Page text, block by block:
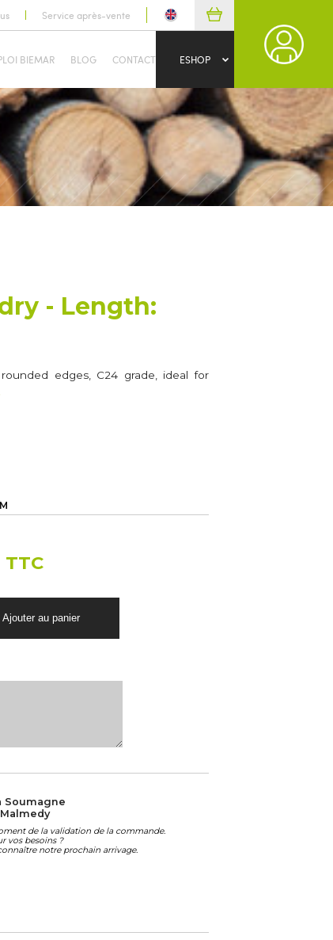
Service après-vente
BIEMAR BLOG CONTACT ESHOP
- Length:
edges, C24 grade, ideal for
Soumagne
de la validation de la commande.
vos besoins ?
notre prochain arrivage.